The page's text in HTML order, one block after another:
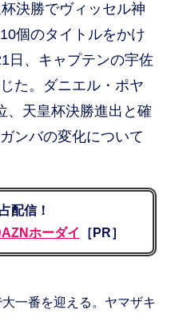
決勝でヴィッセル神
個のタイトルをかけ
日、キャプテンの宇佐
た。ダニエル・ポヤ
、天皇杯決勝進出と確
ンバの変化について
配信！
ホーダイ ［PR］
一番を迎える。ヤマザキ